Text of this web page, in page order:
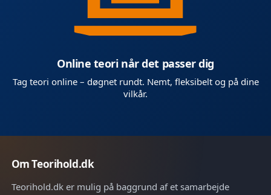
Online teori når det passer dig
Tag teori online – døgnet rundt. Nemt, fleksibelt og på dine
vilkår.
Om Teorihold.dk
Teorihold.dk er mulig på baggrund af et samarbejde